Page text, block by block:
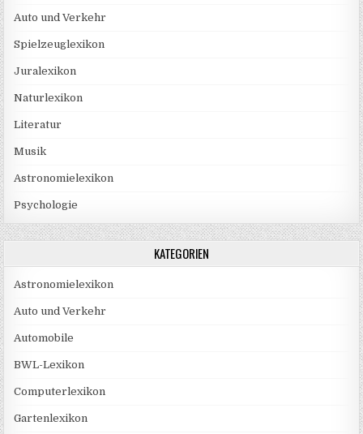
Auto und Verkehr
Spielzeuglexikon
Juralexikon
Naturlexikon
Literatur
Musik
Astronomielexikon
Psychologie
KATEGORIEN
Astronomielexikon
Auto und Verkehr
Automobile
BWL-Lexikon
Computerlexikon
Gartenlexikon